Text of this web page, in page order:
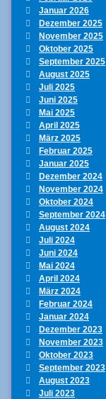
Januar 2026
Dezember 2025
November 2025
Oktober 2025
September 2025
August 2025
Juli 2025
Juni 2025
Mai 2025
April 2025
März 2025
Februar 2025
Januar 2025
Dezember 2024
November 2024
Oktober 2024
September 2024
August 2024
Juli 2024
Juni 2024
Mai 2024
April 2024
März 2024
Februar 2024
Januar 2024
Dezember 2023
November 2023
Oktober 2023
September 2023
August 2023
Juli 2023